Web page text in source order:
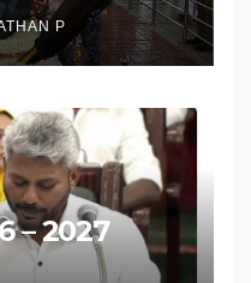
P
– 2027